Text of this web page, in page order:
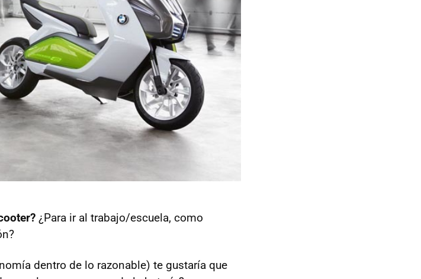
¿Para ir al trabajo/escuela, como
dentro de lo razonable) te gustaría que